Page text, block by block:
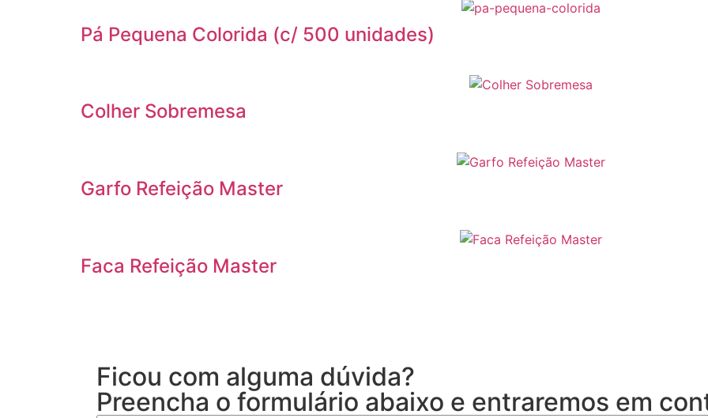
Pá Pequena Colorida (c/ 500 unidades)
Colher Sobremesa
Garfo Refeição Master
Faca Refeição Master
Ficou com alguma dúvida?
Preencha o formulário abaixo e entraremos em